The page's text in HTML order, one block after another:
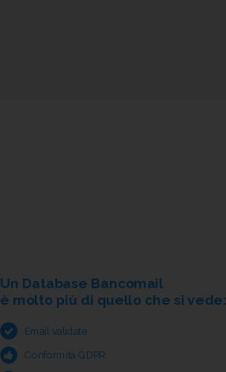
Un Database Bancomail
è molto più di quello che si vede:
Email validate
Conformità GDPR